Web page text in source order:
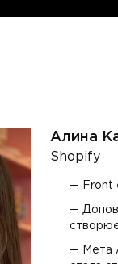
Алина
Shopify
Front
Мета